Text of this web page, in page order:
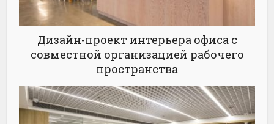
Дизайн-проект интерьера офиса с
совместной организацией рабочего
пространства